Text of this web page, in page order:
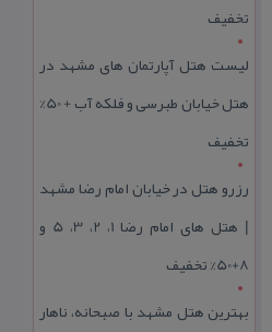
تخفیف
لیست هتل آپارتمان های مشهد در
هتل خیابان طبرسی و فلکه آب + 50%
تخفیف
رزرو هتل در خیابان امام رضا مشهد
| هتل‌ های امام رضا 1، 2، 3، 5 و
8+50% تخفیف
بهترین هتل مشهد با صبحانه، ناهار